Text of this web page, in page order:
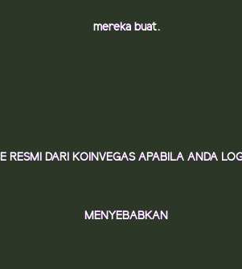
mereka buat.
DARI KOINVEGAS APABILA ANDA
MENYEBABKAN